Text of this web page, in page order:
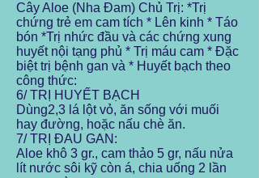
Cây Aloe (Nha Đam) Chủ Trị: *Trị
chứng trẻ em cam tích * Lên kinh * Táo
bón *Trị nhức đầu và các chứng xung
huyết nội tạng phủ * Trị máu cam * Đặc
biệt trị bệnh gan và * Huyết bạch theo
công thức:
6/ TRỊ HUYẾT BẠCH
Dùng2,3 lá lột vỏ, ăn sống với muối
hay đường, hoặc nấu chè ăn.
7/ TRỊ ĐAU GAN:
Aloe khô 3 gr., cam thảo 5 gr, nấu nửa
lít nước sôi kỹ còn á, chia uống 2 lần